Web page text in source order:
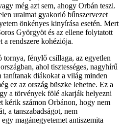
még azt sem, ahogy Orbán teszi.
uralmat gyakorló bűnszervezet
önkényes kinyírása esetén. Mert
Györgyöt és az ellene folytatott
a rendszere kohéziója.
fénylő csillaga, az egyetlen
ahol tisztességes, nagyhírű
diákokat a világ minden
ez az ország büszke lehetne. Ez a
a törvények fölé akarják helyezni
kérik számon Orbánon, hogy nem
a tanszabadságot, nem
magánegyetemet antiszemita